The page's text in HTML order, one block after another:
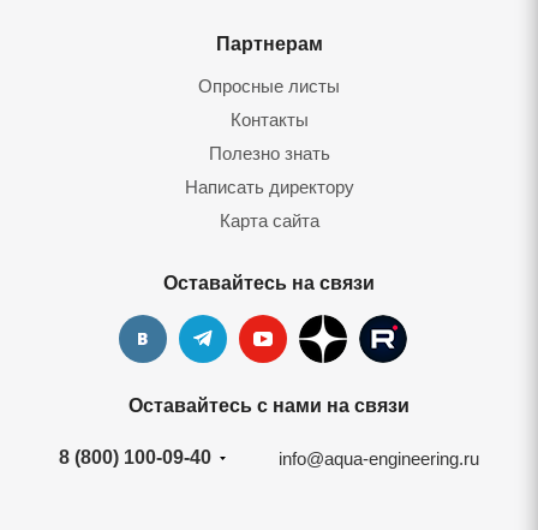
Партнерам
Опросные листы
Контакты
Полезно знать
Написать директору
Карта сайта
Оставайтесь на связи
Оставайтесь с нами на связи
8 (800) 100-09-40 info@aqua-engineering.ru